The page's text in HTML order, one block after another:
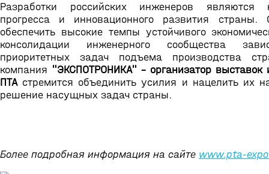
Разработки российских инженеров являются
прогресса и инновационного развития страны.
обеспечить высокие темпы устойчивого
консолидации инженерного сообщества
приоритетных задач подъема производства
компания "ЭКСПОТРОНИКА" - организатор выставок
ПТАстремится объединить усилия и нацелить их
решение насущных задач страны.
Более подробная информация на сайте www.pta-